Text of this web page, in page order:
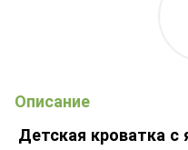
Описание
Детская кроватка